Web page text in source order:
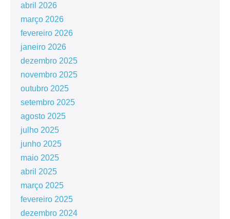
abril 2026
março 2026
fevereiro 2026
janeiro 2026
dezembro 2025
novembro 2025
outubro 2025
setembro 2025
agosto 2025
julho 2025
junho 2025
maio 2025
abril 2025
março 2025
fevereiro 2025
dezembro 2024